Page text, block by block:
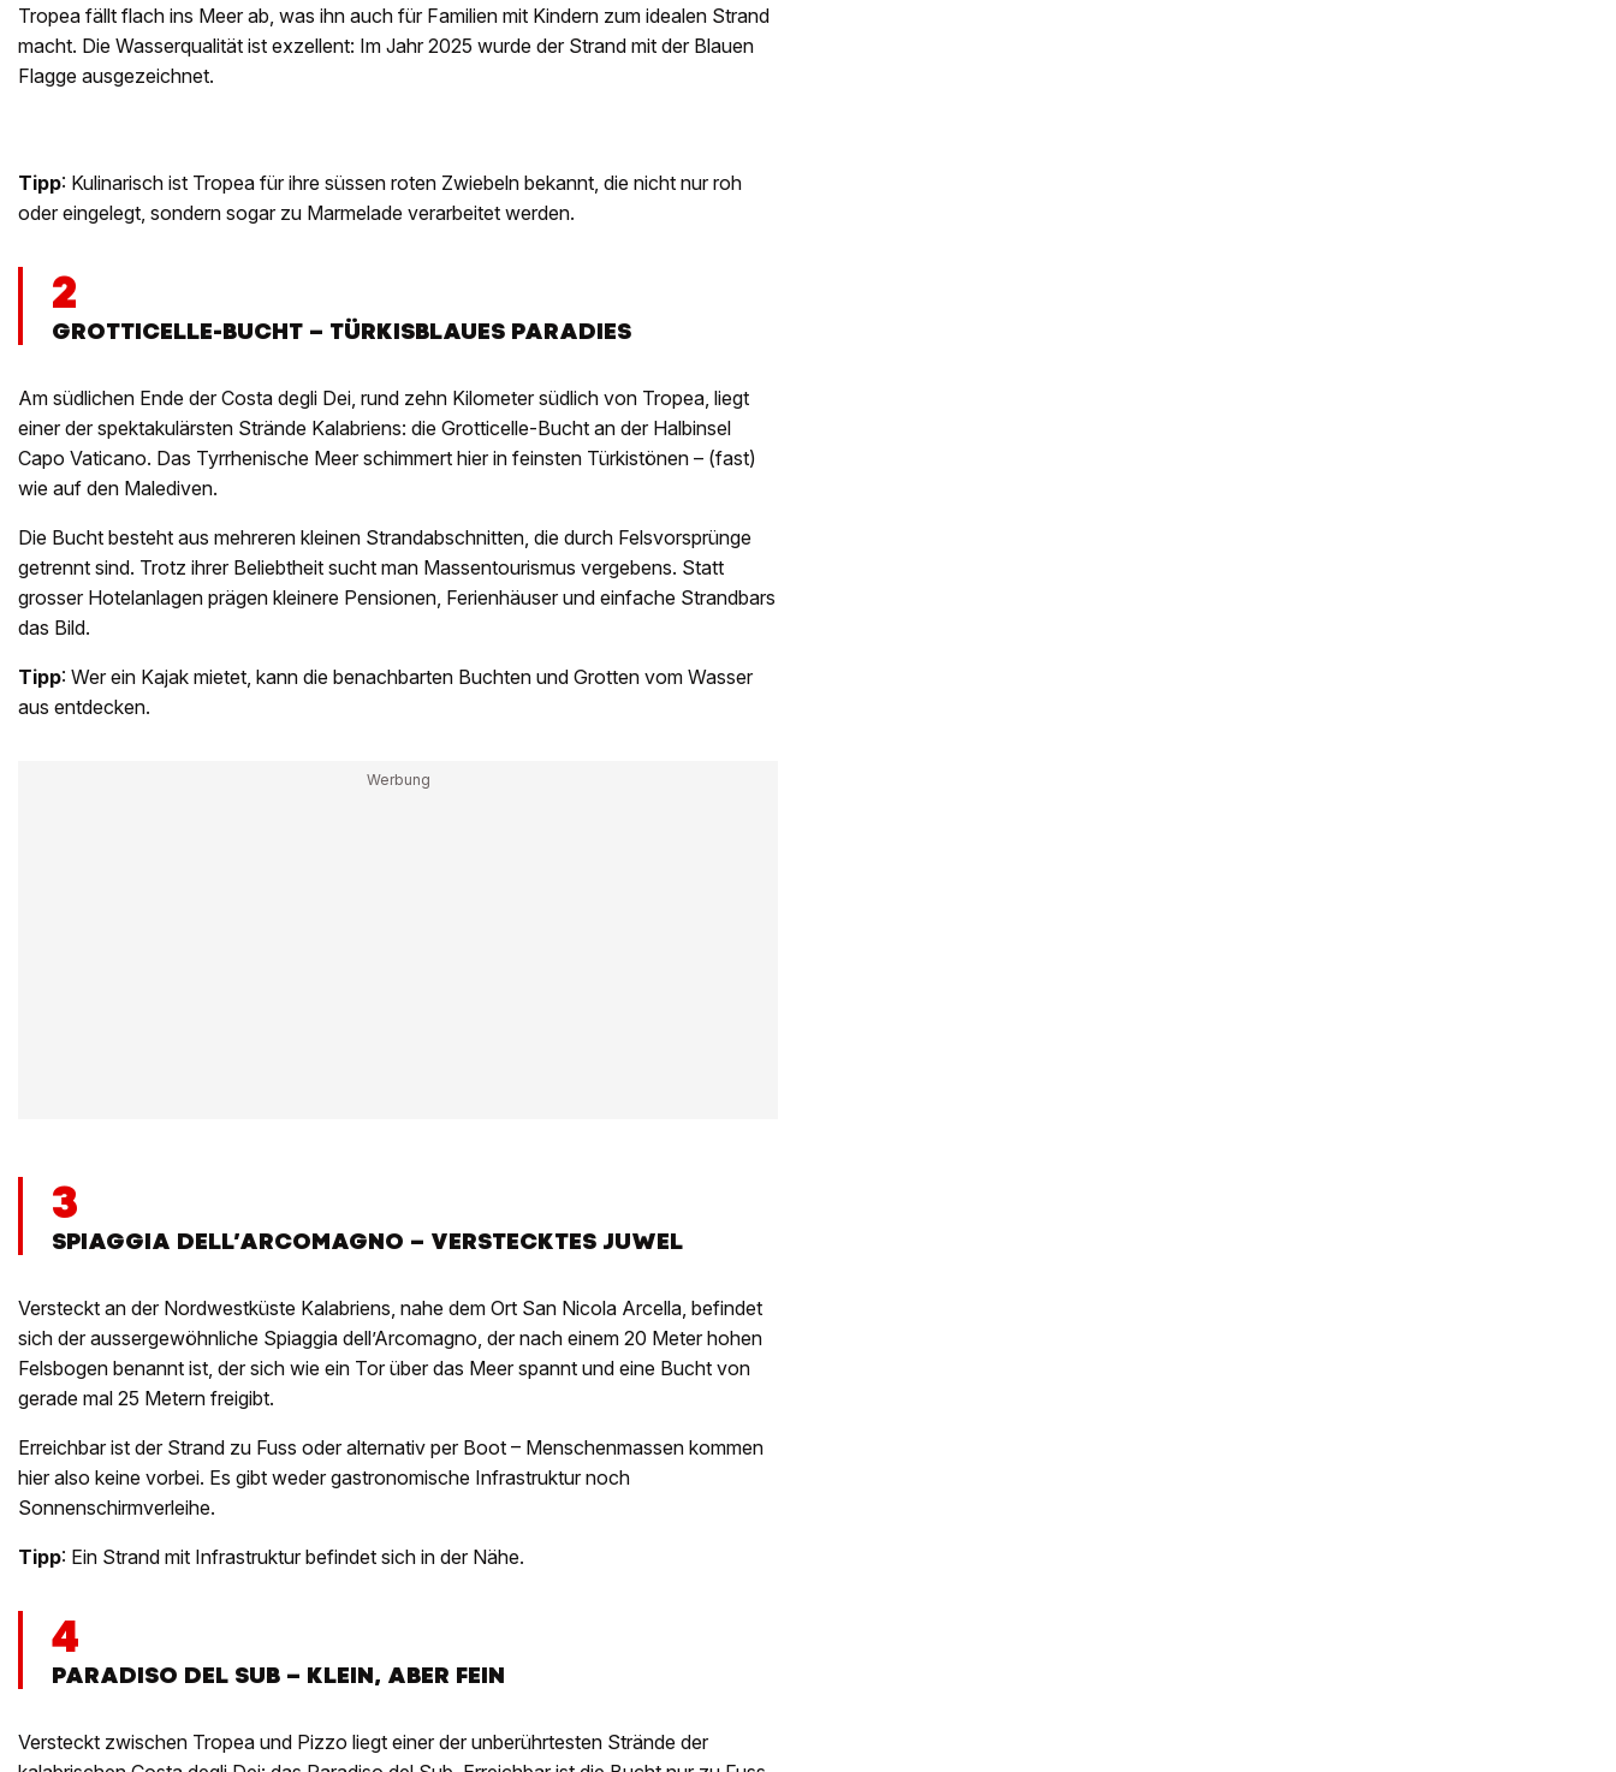
Tropea fällt flach ins Meer ab, was ihn auch für Familien mit Kindern zum idealen Strand
macht. Die Wasserqualität ist exzellent: Im Jahr 2025 wurde der Strand mit der Blauen
Flagge ausgezeichnet.
Tipp: Kulinarisch ist Tropea für ihre süssen roten Zwiebeln bekannt, die nicht nur roh
oder eingelegt, sondern sogar zu Marmelade verarbeitet werden.
2
GROTTICELLE-BUCHT – TÜRKISBLAUES PARADIES
Am südlichen Ende der Costa degli Dei, rund zehn Kilometer südlich von Tropea, liegt
einer der spektakulärsten Strände Kalabriens: die Grotticelle-Bucht an der Halbinsel
Capo Vaticano. Das Tyrrhenische Meer schimmert hier in feinsten Türkistönen – (fast)
wie auf den Malediven.
Die Bucht besteht aus mehreren kleinen Strandabschnitten, die durch Felsvorsprünge
getrennt sind. Trotz ihrer Beliebtheit sucht man Massentourismus vergebens. Statt
grosser Hotelanlagen prägen kleinere Pensionen, Ferienhäuser und einfache Strandbars
das Bild.
Tipp: Wer ein Kajak mietet, kann die benachbarten Buchten und Grotten vom Wasser
aus entdecken.
3
SPIAGGIA DELL’ARCOMAGNO – VERSTECKTES JUWEL
Versteckt an der Nordwestküste Kalabriens, nahe dem Ort San Nicola Arcella, befindet
sich der aussergewöhnliche Spiaggia dell’Arcomagno, der nach einem 20 Meter hohen
Felsbogen benannt ist, der sich wie ein Tor über das Meer spannt und eine Bucht von
gerade mal 25 Metern freigibt.
Erreichbar ist der Strand zu Fuss oder alternativ per Boot – Menschenmassen kommen
hier also keine vorbei. Es gibt weder gastronomische Infrastruktur noch
Sonnenschirmverleihe.
Tipp: Ein Strand mit Infrastruktur befindet sich in der Nähe.
4
PARADISO DEL SUB – KLEIN, ABER FEIN
Versteckt zwischen Tropea und Pizzo liegt einer der unberührtesten Strände der